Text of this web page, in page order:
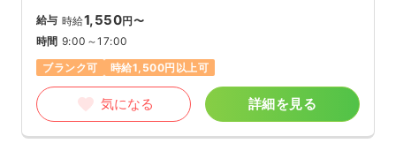
給与 時給1,550円〜
時間 9:00～17:00
ブランク可
時給1,500円以上可
気になる 詳細を見る